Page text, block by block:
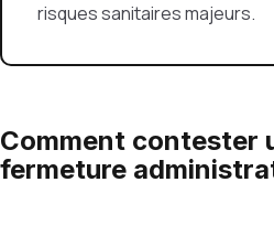
risques sanitaires majeurs.
Comment contester
fermeture